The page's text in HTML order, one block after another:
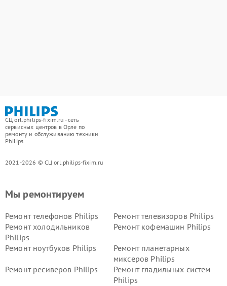
СЦ orl.philips-fixim.ru - сеть
сервисных центров в Орле по
ремонту и обслуживанию техники
Philips
2021-2026 © СЦ orl.philips-fixim.ru
Мы ремонтируем
Ремонт телефонов Philips
Ремонт телевизоров Philips
Ремонт холодильников
Philips
Ремонт кофемашин Philips
Ремонт ноутбуков Philips
Ремонт планетарных
миксеров Philips
Ремонт ресиверов Philips
Ремонт гладильных систем
Philips